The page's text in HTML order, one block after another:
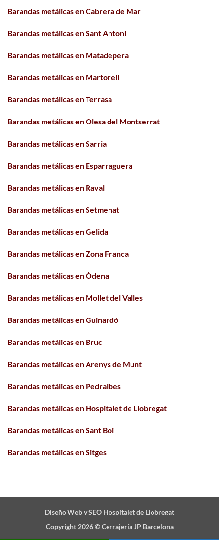
Barandas metálicas en Cabrera de Mar
Barandas metálicas en Sant Antoni
Barandas metálicas en Matadepera
Barandas metálicas en Martorell
Barandas metálicas en Terrasa
Barandas metálicas en Olesa del Montserrat
Barandas metálicas en Sarria
Barandas metálicas en Esparraguera
Barandas metálicas en Raval
Barandas metálicas en Setmenat
Barandas metálicas en Gelida
Barandas metálicas en Zona Franca
Barandas metálicas en Òdena
Barandas metálicas en Mollet del Valles
Barandas metálicas en Guinardó
Barandas metálicas en Bruc
Barandas metálicas en Arenys de Munt
Barandas metálicas en Pedralbes
Barandas metálicas en Hospitalet de Llobregat
Barandas metálicas en Sant Boi
Barandas metálicas en Sitges
Diseño Web y SEO Hospitalet de Llobregat
Copyright 2026 ©Cerrajería JP Barcelona